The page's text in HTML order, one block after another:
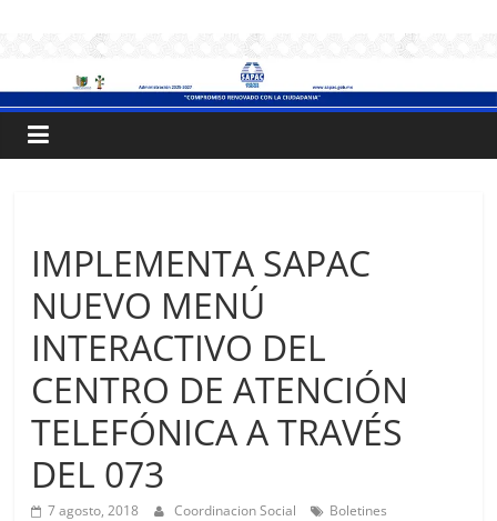
S
A
A
C
:.
Sistema
Agua
IMPLEMENTA SAPAC
NUEVO MENÚ
INTERACTIVO DEL
CENTRO DE ATENCIÓN
TELEFÓNICA A TRAVÉS
DEL 073
7 agosto, 2018 Coordinacion Social Boletines